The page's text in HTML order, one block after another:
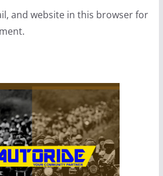
and website in this browser for